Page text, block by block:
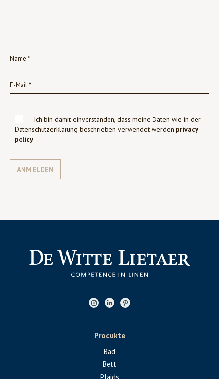
Ich bin damit einverstanden, dass meine Daten wie in der
Datenschutzerklärung beschrieben verwendet werden privacy
policy
ANMELDEN
Produkte
Bad
Bett
Plaids